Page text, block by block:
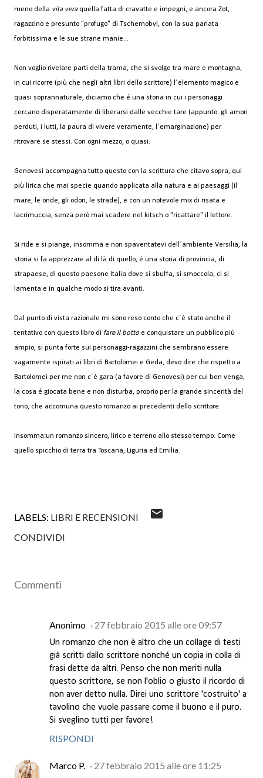
meno della vita vera quella fatta di cravatte e impegni, e ancora Zot,
ragazzino e presunto "profugo" di Tschernobyl, con la sua parlata
forbitissima e le sue strane manie...
Non voglio rivelare parti della trama, che si svolge tra mare e montagna,
in cui ricorre (più che negli altri libri dello scrittore) l´elemento magico e
quasi soprannaturale, diciamo che é una storia in cui i personaggi
cercano disperatamente di liberarsi dalle vecchie tare (appunto: gli amori
perduti, i lutti, la paura di vivere veramente, l´emarginazione) per
ritrovare se stessi. Con ogni mezzo, o quasi.
Genovesi accompagna tutto questo con la scrittura che citavo sopra, qui
più lirica che mai specie quando applicata alla natura e ai paesaggi (il
mare, le onde, gli odori, le strade), e con un notevole mix di risata e
lacrimuccia, senza però mai scadere nel kitsch o "ricattare" il lettore.
Si ride e si piange, insomma e non spaventatevi dell´ambiente Versilia, la
storia si fa apprezzare al di là di quello, é una storia di provincia, di
strapaese, di questo paesone Italia dove si sbuffa, si smoccola, ci si
lamenta e in qualche modo si tira avanti.
Dal punto di vista razionale mi sono reso conto che c´é stato anche il
tentativo con questo libro di fare il botto e conquistare un pubblico più
ampio, si punta forte sui personaggi-ragazzini che sembrano essere
vagamente ispirati ai libri di Bartolomei e Geda, devo dire che rispetto a
Bartolomei per me non c´é gara (a favore di Genovesi) per cui ben venga,
la cosa é giocata bene e non disturba, proprio per la grande sincerità del
tono, che accomuna questo romanzo ai precedenti dello scrittore.
Insomma:un romanzo sincero, lirico e terreno allo stesso tempo. Come
quello spicchio di terra tra Toscana, Liguria ed Emilia.
LABELS: LIBRI E RECENSIONI
CONDIVIDI
Commenti
Anonimo 27 febbraio 2015 alle ore 09:57
Un romanzo che non è altro che un collage di testi
già scritti dallo scrittore nonché un copia in colla di
frasi dette da altri. Penso che non meriti nulla
questo scrittore, se non l'oblio o giusto il ricordo di
non aver detto nulla. Direi uno scrittore 'costruito' a
tavolino che vuole passare come il buono e il puro.
Si sveglino tutti per favore!
RISPONDI
Marco P. 27 febbraio 2015 alle ore 11:25